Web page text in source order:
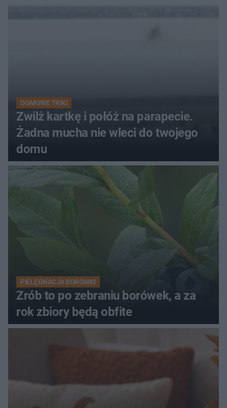
DOMOWE TRIKI
Zwilż kartkę i połóż na parapecie.
Żadna mucha nie wleci do twojego
domu
PIELĘGNACJA BORÓWKI
Zrób to po zebraniu borówek, a za
rok zbiory będą obfite